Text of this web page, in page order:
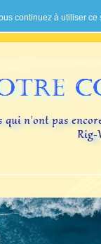
continuez à utiliser